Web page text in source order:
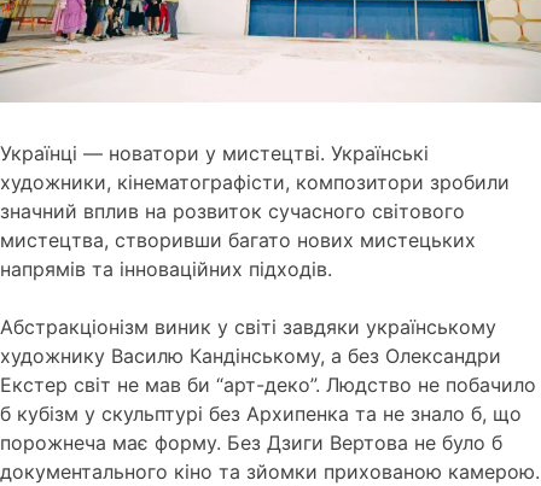
Українці — новатори у мистецтві. Українські
художники, кінематографісти, композитори зробили
значний вплив на розвиток сучасного світового
мистецтва, створивши багато нових мистецьких
напрямів та інноваційних підходів.
Абстракціонізм виник у світі завдяки українському
художнику Василю Кандінському, а без Олександри
Екстер світ не мав би “арт-деко”. Людство не побачило
б кубізм у скульптурі без Архипенка та не знало б, що
порожнеча має форму. Без Дзиги Вертова не було б
документального кіно та зйомки прихованою камерою.